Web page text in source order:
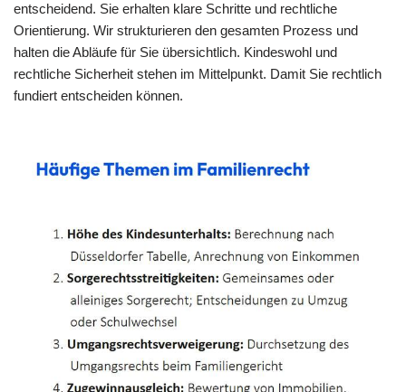
entscheidend. Sie erhalten klare Schritte und rechtliche
Orientierung. Wir strukturieren den gesamten Prozess und
halten die Abläufe für Sie übersichtlich. Kindeswohl und
rechtliche Sicherheit stehen im Mittelpunkt. Damit Sie rechtlich
fundiert entscheiden können.